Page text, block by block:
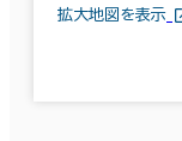
拡大地図を表示